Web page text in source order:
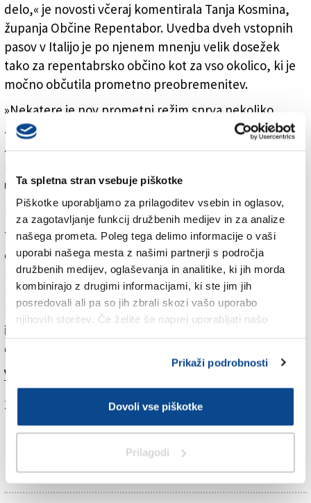
Ta spletna stran vsebuje piškotke
Piškotke uporabljamo za prilagoditev vsebin in oglasov,
za zagotavljanje funkcij družbenih medijev in za analize
našega prometa. Poleg tega delimo informacije o vaši
uporabi našega mesta z našimi partnerji s področja
družbenih medijev, oglaševanja in analitike, ki jih morda
kombinirajo z drugimi informacijami, ki ste jim jih
posredovali ali pa so jih zbrali skozi vašo uporabo
njihovih storitev. Če želite še naprej uporabljati našo
Prikaži podrobnosti
Dovoli vse piškotke
Prilagodi
delo,« je novosti včeraj komentirala Tanja Kosmina,
županja Občine Repentabor. Uvedba dveh vstopnih
pasov v Italijo je po njenem mnenju velik dosežek
tako za repentabrsko občino kot za vso okolico, ki je
močno občutila prometno preobremenitev.
»Nekatere je nov prometni režim sprva nekoliko
zmedel,« je še dejala županja. »Policisti bodo ob domu
za ostarele postavili dodatno signalizacijo, tudi
usmerjale voznike.«
Kako po novem
Tovornjaki po novem na italijansko avtocestno
omrežje pridejo po običajnem priključku pri
Fernetičih. Avtomobili in avtobusi pa morajo
nadaljevati pot po Fernetičih do odcepa za terminal
Interporto, tam zavijejo na območje tovorne ploščadi
in se po na novo asfaltirani cesti vrnejo na avtocestno
omrežje.
Več v današnjem (torkovem) Primorskem dnevniku
Za branje in pisanje komentarjevje potrebna prijava